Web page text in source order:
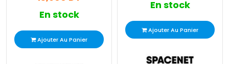
En stock
Ajouter Au Panier
En stock
Ajouter Au Panier